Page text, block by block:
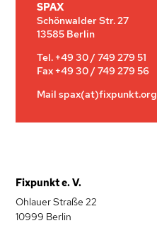
SPAX
Schönwalder Str. 27
13585 Berlin
Tel.+49 30 / 749 279 51
Fax+49 30 / 749 279 56
Mail spax(at)fixpunkt.org
Fixpunkt e. V.
Ohlauer Straße 22
10999 Berlin